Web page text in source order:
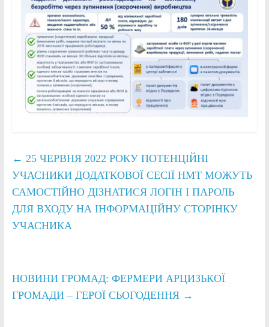
← 25 ЧЕРВНЯ 2022 РОКУ ПОТЕНЦІЙНІ
УЧАСНИКИ ДОДАТКОВОЇ СЕСІЇ НМТ МОЖУТЬ
САМОСТІЙНО ДІЗНАТИСЯ ЛОГІН І ПАРОЛЬ
ДЛЯ ВХОДУ НА ІНФОРМАЦІЙНУ СТОРІНКУ
УЧАСНИКА
НОВИНИ ГРОМАД: ФЕРМЕРИ АРЦИЗЬКОЇ
ГРОМАДИ – ГЕРОЇ СЬОГОДЕННЯ →